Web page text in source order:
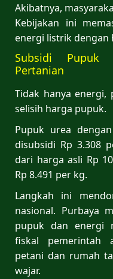
Akibatnya,
Kebijakan ini
energi listrik dengan
Subsidi Pupuk
Pertanian
Tidak hanya energi,
selisih harga pupuk.
Pupuk urea
disubsidi Rp 3.308
dari harga asli Rp
Rp 8.491 per kg.
Langkah ini
nasional. Purbaya
pupuk dan energi
fiskal pemerintah
petani dan rumah
wajar.